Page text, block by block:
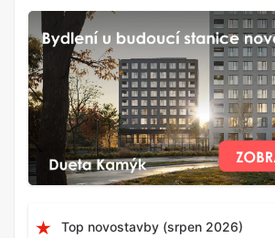
Top novostavby (srpen 2026)